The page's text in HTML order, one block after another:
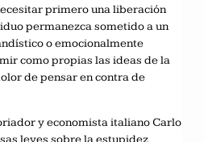
primero una liberación
permanezca sometido a un
o emocionalmente
como propias las ideas de la
de pensar en contra de
y economista italiano Carlo